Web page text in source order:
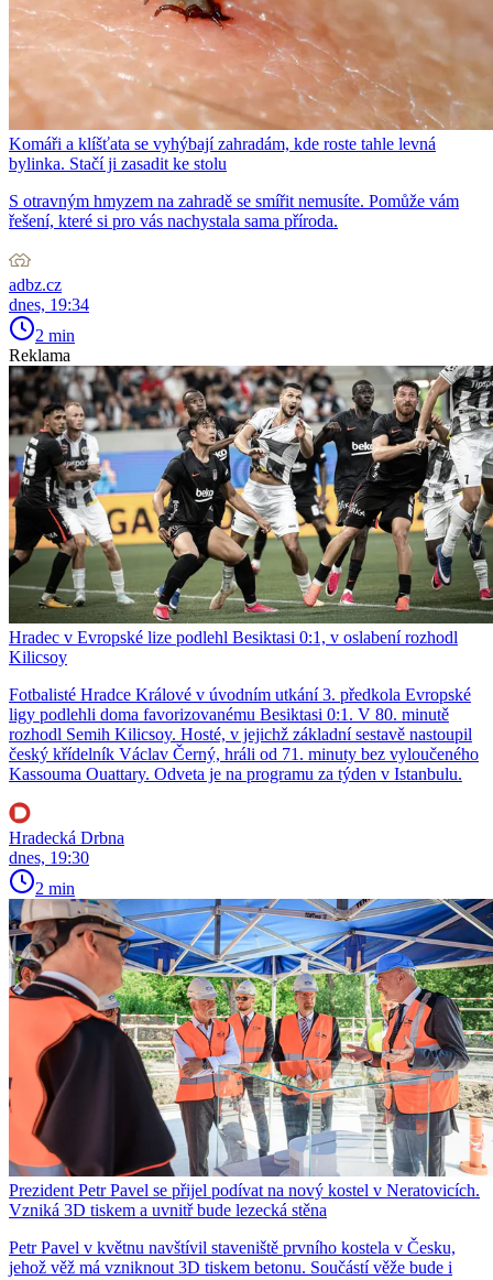
Komáři a klíšťata se vyhýbají zahradám, kde roste tahle levná
bylinka. Stačí ji zasadit ke stolu
S otravným hmyzem na zahradě se smířit nemusíte. Pomůže vám
řešení, které si pro vás nachystala sama příroda.
adbz.cz
dnes, 19:34
2 min
Reklama
Hradec v Evropské lize podlehl Besiktasi 0:1, v oslabení rozhodl
Kilicsoy
Fotbalisté Hradce Králové v úvodním utkání 3. předkola Evropské
ligy podlehli doma favorizovanému Besiktasi 0:1. V 80. minutě
rozhodl Semih Kilicsoy. Hosté, v jejichž základní sestavě nastoupil
český křídelník Václav Černý, hráli od 71. minuty bez vyloučeného
Kassouma Ouattary. Odveta je na programu za týden v Istanbulu.
Hradecká Drbna
dnes, 19:30
2 min
Prezident Petr Pavel se přijel podívat na nový kostel v Neratovicích.
Vzniká 3D tiskem a uvnitř bude lezecká stěna
Petr Pavel v květnu navštívil staveniště prvního kostela v Česku,
jehož věž má vzniknout 3D tiskem betonu. Součástí věže bude i